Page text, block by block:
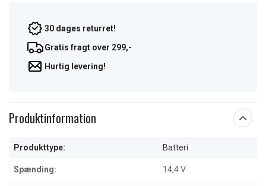
30 dages returret!
Gratis fragt over 299,-
Hurtig levering!
Produktinformation
Produkttype: Batteri
Spænding: 14,4 V